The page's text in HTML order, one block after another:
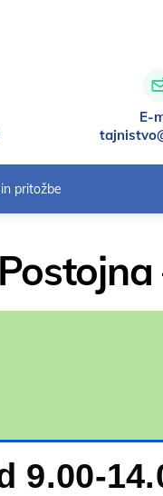
pritožbe
E-
9.00-